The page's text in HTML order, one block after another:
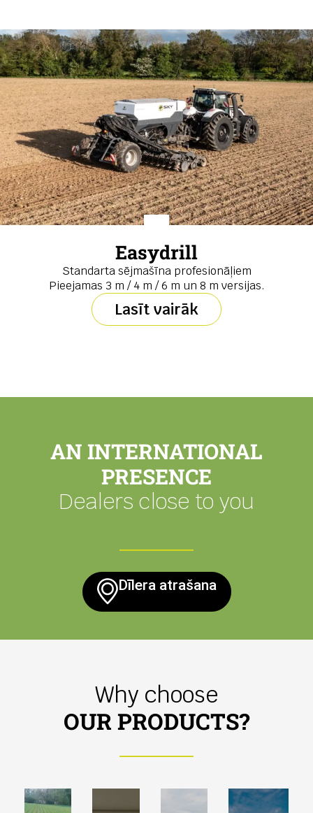
Easydrill
Standarta sējmašīna profesionāļiem
Pieejamas 3 m / 4 m / 6 m un 8 m versijas.
Lasīt vairāk
AN INTERNATIONAL
PRESENCE
Dealers close to you
Dīlera atrašana
Why choose
OUR PRODUCTS?